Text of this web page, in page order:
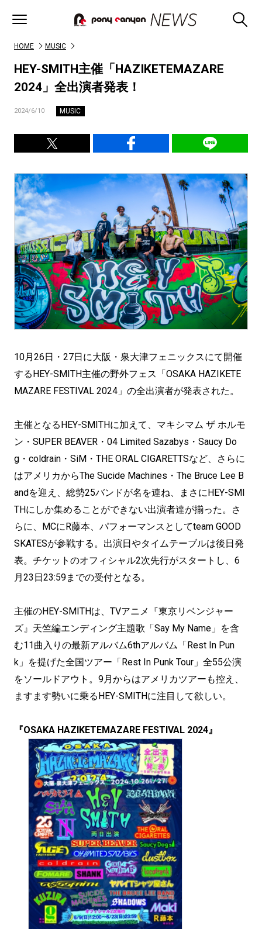
HOME MUSIC
HEY-SMITH主催「HAZIKETEMAZARE
2024」全出演者発表！
2024/6/10 MUSIC
10月26日・27日に大阪・泉大津フェニックスにて開催
するHEY-SMITH主催の野外フェス「OSAKA HAZIKETE
MAZARE FESTIVAL 2024」の全出演者が発表された。
主催となるHEY-SMITHに加えて、マキシマム ザ ホルモ
ン・SUPER BEAVER・04 Limited Sazabys・Saucy Do
g・coldrain・SiM・THE ORAL CIGARETTSなど、さらに
はアメリカからThe Sucide Machines・The Bruce Lee B
andを迎え、総勢25バンドが名を連ね、まさにHEY-SMI
THにしか集めることができない出演者達が揃った。さ
らに、MCにR藤本、パフォーマンスとしてteam GOOD
SKATESが参戦する。出演日やタイムテーブルは後日発
表。チケットのオフィシャル2次先行がスタートし、6
月23日23:59までの受付となる。
主催のHEY-SMITHは、TVアニメ『東京リベンジャー
ズ』天竺編エンディング主題歌「Say My Name」を含
む11曲入りの最新アルバム6thアルバム「Rest In Pun
k」を提げた全国ツアー「Rest In Punk Tour」全55公演
をソールドアウト。9月からはアメリカツアーも控え、
ますます勢いに乗るHEY-SMITHに注目して欲しい。
『OSAKA HAZIKETEMAZARE FESTIVAL 2024』